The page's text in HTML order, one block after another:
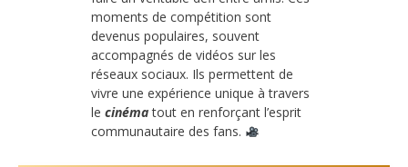
moments de compétition sont
devenus populaires, souvent
accompagnés de vidéos sur les
réseaux sociaux. Ils permettent de
vivre une expérience unique à travers
le cinématout en renforçant l’esprit
communautaire des fans.